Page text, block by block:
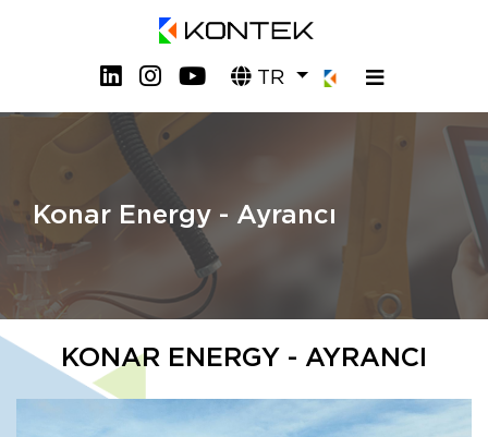
TR
Konar Energy - Ayrancı
KONAR ENERGY - AYRANCI